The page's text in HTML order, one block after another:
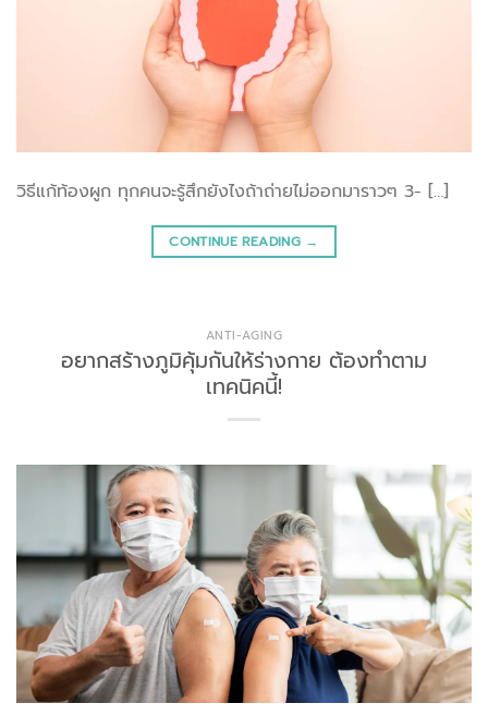
วิธีแก้ท้องผูก ทุกคนจะรู้สึกยังไงถ้าถ่ายไม่ออกมาราวๆ 3- […]
CONTINUE READING →
ANTI-AGING
อยากสร้างภูมิคุ้มกันให้ร่างกาย ต้องทำตาม
เทคนิคนี้!